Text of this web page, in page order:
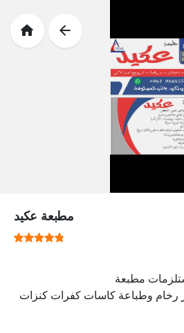
مطبعة عكيد
مطبعة
وطباعة كاسات كفرات كنزات